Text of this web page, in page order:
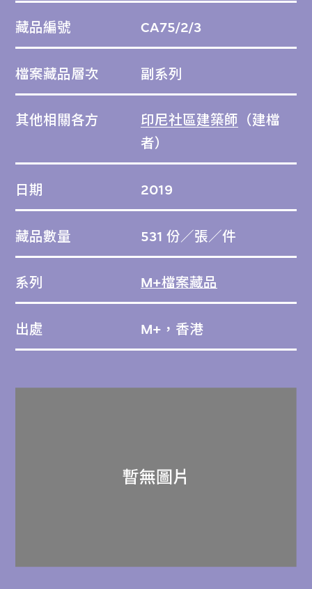
藏品編號 CA75/2/3
檔案藏品層次 副系列
其他相關各方 印尼社區建築師 （建檔
者）
日期 2019
藏品數量 531 份／張／件
系列 M+檔案藏品
出處 M+，香港